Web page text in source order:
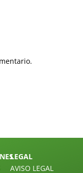
LEGAL
AVISO LEGAL